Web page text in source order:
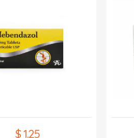
$ 1.25